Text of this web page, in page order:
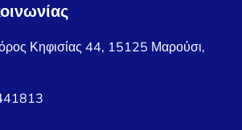
Κηφισίας 44, 15125 Μαρούσι,